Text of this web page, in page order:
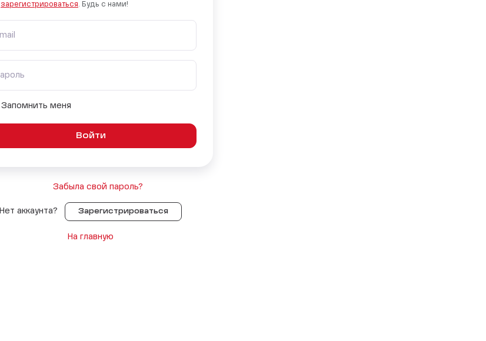
зарегистрироваться. Будь с нами!
Запомнить меня
Забыла свой пароль?
Нет аккаунта? Зарегистрироваться
На главную